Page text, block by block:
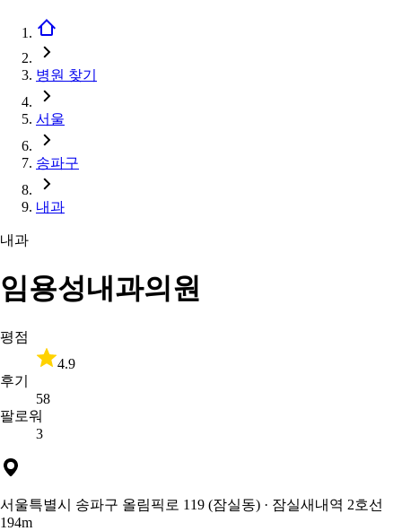
병원 찾기
서울
송파구
내과
내과
임용성내과의원
평점
4.9
후기
58
팔로워
3
서울특별시 송파구 올림픽로 119 (잠실동) · 잠실새내역 2호선
194m